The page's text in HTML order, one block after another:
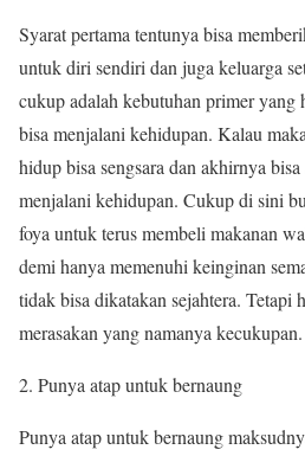
Syarat pertama tentunya bisa
untuk diri sendiri dan juga keluarga
cukup adalah kebutuhan primer yang
bisa menjalani kehidupan. Kalau
hidup bisa sengsara dan akhirnya
menjalani kehidupan. Cukup di sini
foya untuk terus membeli makanan
demi hanya memenuhi keinginan
tidak bisa dikatakan sejahtera. Tetapi
merasakan yang namanya kecukupan.
Punya atap untuk bernaung
Punya atap untuk bernaung